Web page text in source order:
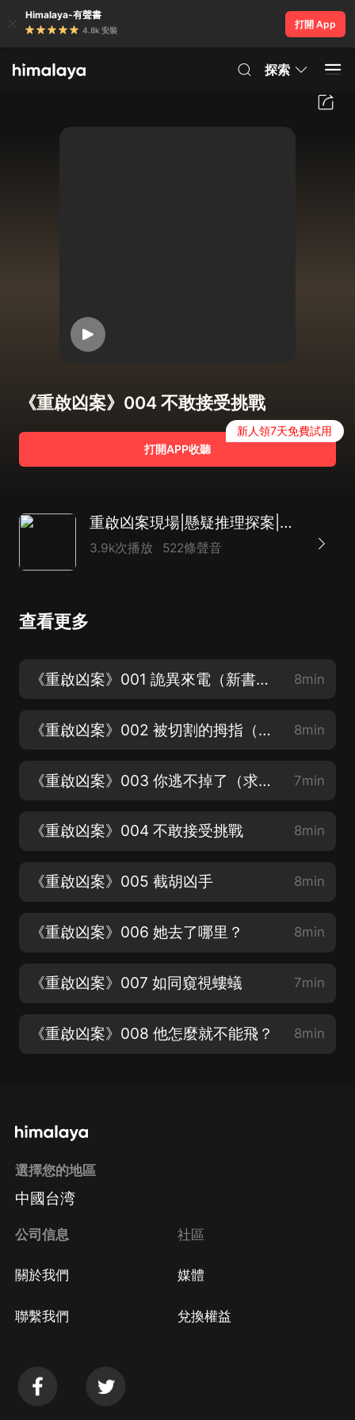
Himalaya-有聲書
4.8k 安裝
打開 App
探索
《重啟凶案》004 不敢接受挑戰
打開APP收聽
新人領7天免費試用
重啟凶案現場|懸疑推理探案|多人有聲劇
3.9k次播放 522條聲音
查看更多
《重啟凶案》001 詭異來電（新書來啦~ 求訂閱求轉發求評論） 8min
《重啟凶案》002 被切割的拇指（每一集都要聽完哦~辛苦啦） 8min
《重啟凶案》003 你逃不掉了（求訂閱求收聽求評論~） 7min
《重啟凶案》004 不敢接受挑戰 8min
《重啟凶案》005 截胡凶手 8min
《重啟凶案》006 她去了哪里？ 8min
《重啟凶案》007 如同窺視螻蟻 7min
《重啟凶案》008 他怎麼就不能飛？ 8min
選擇您的地區
中國台湾
公司信息
關於我們
聯繫我們
社區
媒體
兌換權益